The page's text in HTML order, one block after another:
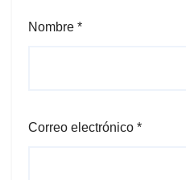
Nombre *
Correo electrónico *